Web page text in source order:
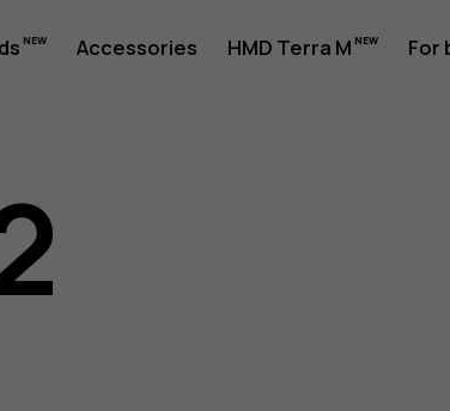
Accessories HMD Terra M For